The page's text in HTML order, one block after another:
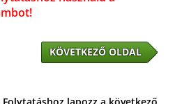
KÖVETKEZŐ OLDAL